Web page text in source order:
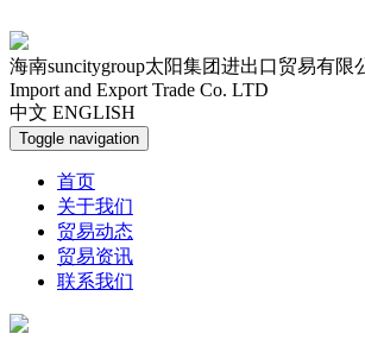
海南suncitygroup太阳集团进出口贸易有限
Import and Export Trade Co. LTD
中文 ENGLISH
Toggle navigation
首页
关于我们
贸易动态
贸易资讯
联系我们